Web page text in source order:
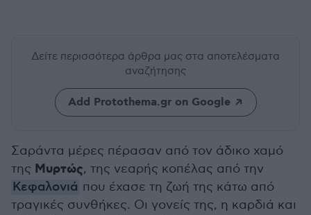
Δείτε περισσότερα άρθρα μας στα αποτελέσματα
αναζήτησης
Add Protothema.gr on Google
Σαράντα μέρες πέρασαν από τον άδικο χαμό
της Μυρτώς, της νεαρής κοπέλας από την
Κεφαλονιά που έχασε τη ζωή της κάτω από
τραγικές συνθήκες. Οι γονείς της, η καρδιά και